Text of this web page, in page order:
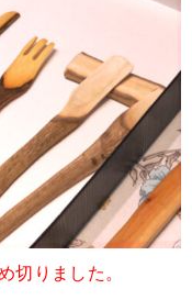
切りました。